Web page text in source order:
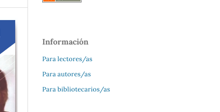
Información
Para lectores/as
Para autores/as
Para bibliotecarios/as